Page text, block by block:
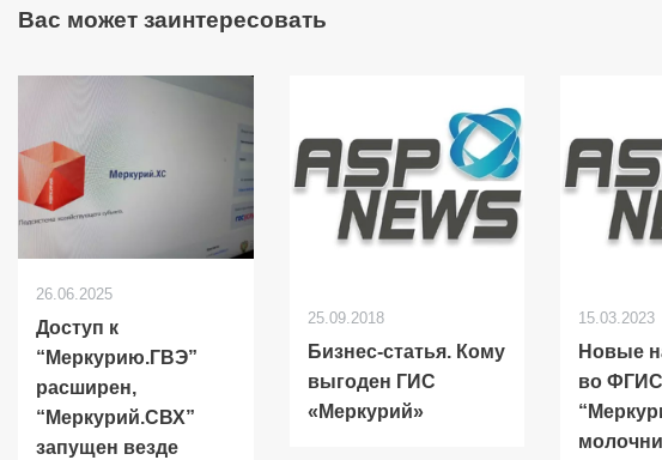
Вас может заинтересовать
26.06.2025
Доступ к
“Меркурию.ГВЭ”
расширен,
“Меркурий.СВХ”
запущен везде
25.09.2018
Бизнес-статья. Кому
выгоден ГИС
«Меркурий»
15.03.2023
Новые
во ФГИС